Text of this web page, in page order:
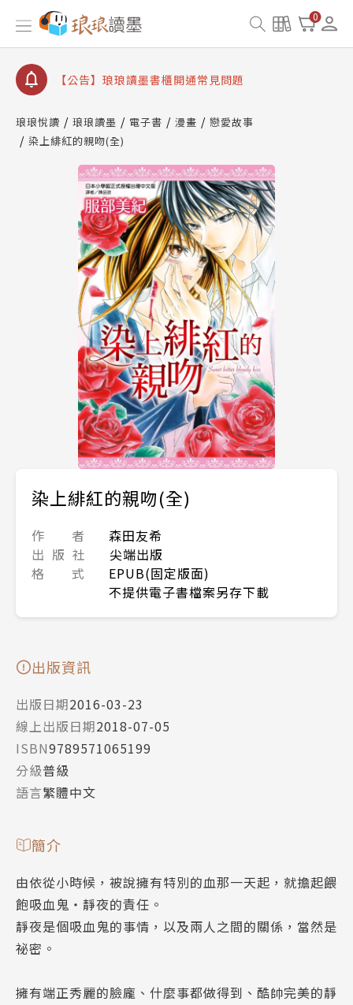
0
查詢
【公告】琅琅讀墨數位閱讀資產合併與書櫃開通申請
【公告】琅琅讀墨書櫃開通常見問題
請圖文教學
【公告】琅琅書店服務升級重要說明及資產合併結果
查詢
【公告】琅琅讀墨數位閱讀資產合併與書櫃開通申請
琅琅悅讀 琅琅讀墨 電子書 漫畫
戀愛故事
染上緋紅的親吻(全)
染上緋紅的親吻(全)
作 者
森田友希
出 版 社
尖端出版
格 式
EPUB(固定版面)
不提供電子書檔案另存下載
出版資訊
出版日期2016-03-23
線上出版日期2018-07-05
ISBN9789571065199
分級普級
語言繁體中文
簡介
由依從小時候，被說擁有特別的血那一天起，就擔起餵
飽吸血鬼‧靜夜的責任。
靜夜是個吸血鬼的事情，以及兩人之間的關係，當然是
祕密。
擁有端正秀麗的臉龐、什麼事都做得到、酷帥完美的靜